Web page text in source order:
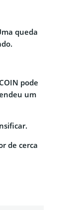
queda
pode
um
de cerca